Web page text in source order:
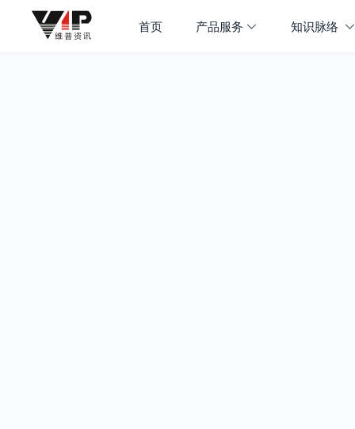
首页 产品服务 知识脉络